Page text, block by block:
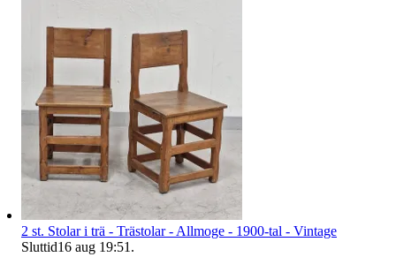
2 st. Stolar i trä - Trästolar - Allmoge - 1900-tal - Vintage
Sluttid16 aug 19:51 .